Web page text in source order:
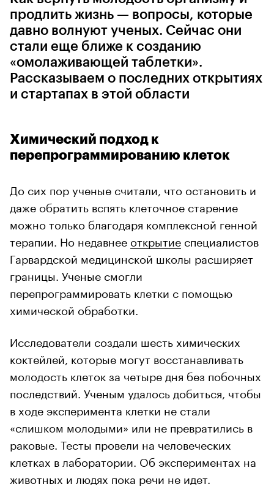
продлить жизнь — вопросы, которые
давно волнуют ученых. Сейчас они
стали еще ближе к созданию
«омолаживающей таблетки».
Рассказываем о последних открытиях
и стартапах в этой области
Химический подход к
перепрограммированию клеток
До сих пор ученые считали, что остановить и
даже обратить вспять клеточное старение
можно только благодаря комплексной генной
терапии. Но недавнее открытие специалистов
Гарвардской медицинской школы расширяет
границы. Ученые смогли
перепрограммировать клетки с помощью
химической обработки.
Исследователи создали шесть химических
коктейлей, которые могут восстанавливать
молодость клеток за четыре дня без побочных
последствий. Ученым удалось добиться, чтобы
в ходе эксперимента клетки не стали
«слишком молодыми» или не превратились в
раковые. Тесты провели на человеческих
клетках в лаборатории. Об экспериментах на
животных и людях пока речи не идет.